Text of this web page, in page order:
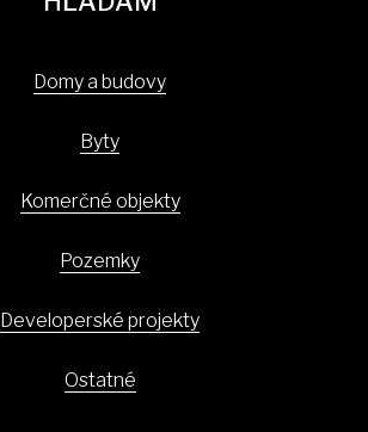
Domy a budovy
Byty
Komerčné objekty
Pozemky
Developerské projekty
Ostatné